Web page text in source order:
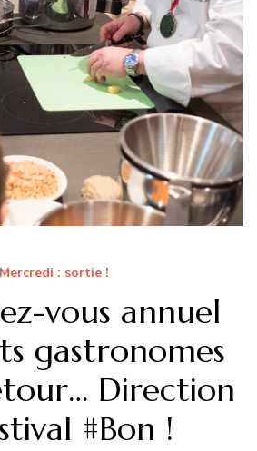
Mercredi : sortie !
vous annuel
gastronomes
Direction
#Bon !